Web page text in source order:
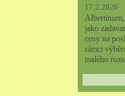
17.2.2026
Albertinum,
jako
ceny na
rámci
malého